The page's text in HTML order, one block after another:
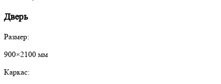
Дверь
Размер:
900×2100 мм
Каркас: